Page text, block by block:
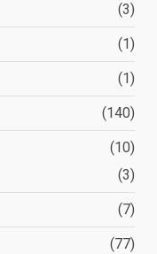
(3)
(1)
(1)
(140)
(10)
(3)
(7)
(77)